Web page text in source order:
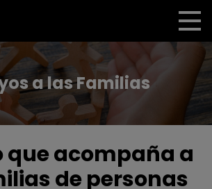
de herramientas
a las Familias
que acompaña a
de personas